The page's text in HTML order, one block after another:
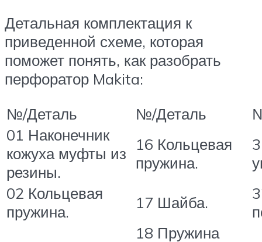
Детальная комплектация к
приведенной схеме, которая
поможет понять, как разобрать
перфоратор Makita:
№/Деталь
№/Деталь
01 Наконечник
кожуха муфты из
резины.
16 Кольцевая
пружина.
02 Кольцевая
пружина.
17 Шайба.
18 Пружина